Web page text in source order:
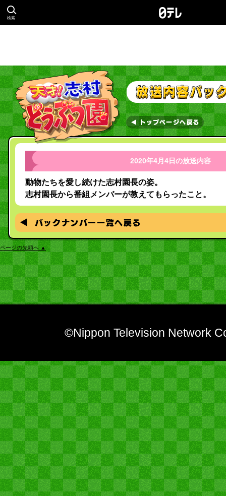
検索
2020年4月4日の放送内容
動物たちを愛し続けた志村園長の姿。
志村園長から番組メンバーが教えてもらったこと。
ページの先頭へ ▲
©Nippon Television Network